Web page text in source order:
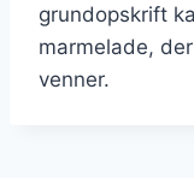
grundopskrift
marmelade,
venner.